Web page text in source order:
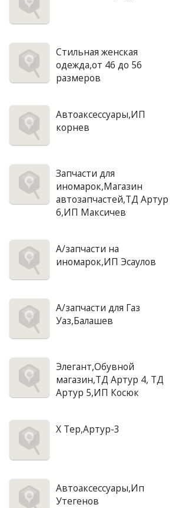
Стильная женская
одежда,от 46 до 56
размеров
Автоаксессуары,ИП
корнев
Запчасти для
иномарок,Магазин
автозапчастей,ТД Артур
6,ИП Максичев
А/запчасти на
иномарок,ИП Эсаулов
А/запчасти для Газ
Уаз,Балашев
Элегант,Обувной
магазин,ТД Артур 4, ТД
Артур 5,ИП Косюк
X Tep,Артур-3
Автоаксессуары,Ип
Утегенов